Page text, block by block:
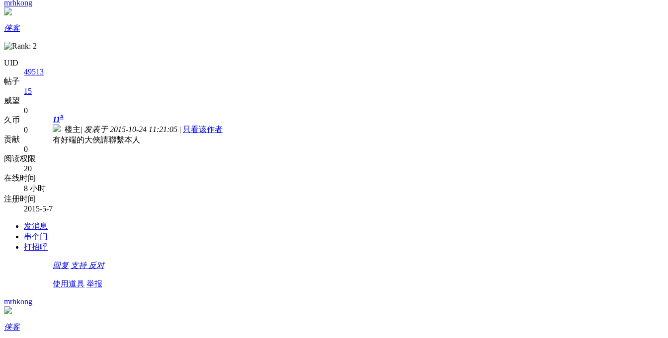
mrhkong
侠客
UID
49513
帖子
15
威望
0
久币
0
贡献
0
阅读权限
20
在线时间
8 小时
注册时间
2015-5-7
发消息
串个门
打招呼
11#
楼主| 发表于 2015-10-24 11:21:05 | 只看该作者
有好端的大俠請聯繫本人
回复 支持 反对
使用道具 举报
mrhkong
侠客